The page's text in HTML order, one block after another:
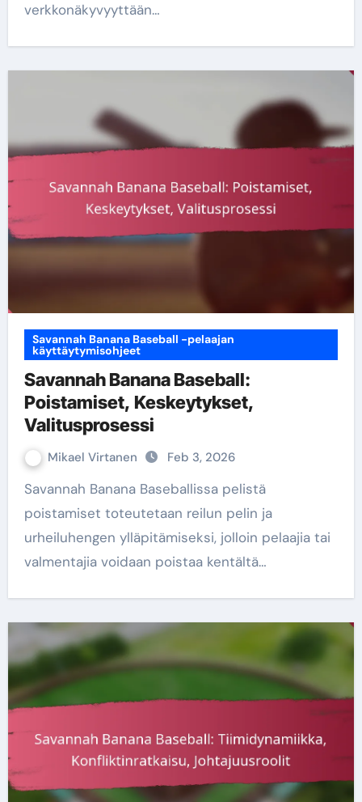
verkkonäkyvyyttään…
Savannah Banana Baseball -pelaajan
käyttäytymisohjeet
Savannah Banana Baseball:
Poistamiset, Keskeytykset,
Valitusprosessi
Mikael Virtanen Feb 3, 2026
Savannah Banana Baseballissa pelistä
poistamiset toteutetaan reilun pelin ja
urheiluhengen ylläpitämiseksi, jolloin pelaajia tai
valmentajia voidaan poistaa kentältä…